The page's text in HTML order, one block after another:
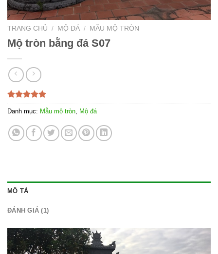
TRANG CHỦ / MỘ ĐÁ / MẪU MỘ TRÒN
Mộ tròn bằng đá S07
5.00trên 5
dựa trên
1
Danh mục: Mẫu mộ tròn, Mộ đá
MÔ TẢ
ĐÁNH GIÁ (1)